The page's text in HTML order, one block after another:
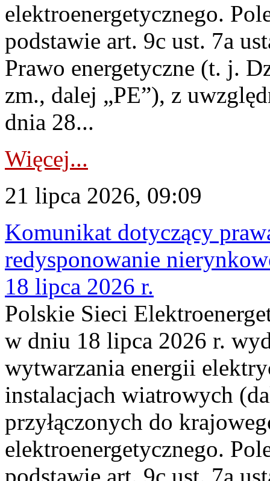
elektroenergetycznego.
podstawie art. 9c ust. 7a
Prawo energetyczne (t. j.
zm., dalej „PE”), z
dnia 28...
Więcej...
21 lipca 2026, 09:09
Komunikat dotyczący
redysponowanie
18 lipca 2026 r.
Polskie Sieci
w dniu 18 lipca 2026 r.
wytwarzania energii
instalacjach wiatrowych
przyłączonych do
elektroenergetycznego.